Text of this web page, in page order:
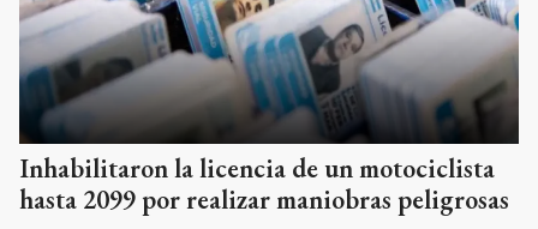
Inhabilitaron la licencia de un motociclista
hasta 2099 por realizar maniobras peligrosas